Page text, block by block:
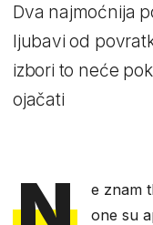
Dva najmoćnija
ljubavi od
izbori to neće
ojačati
e znam
one su